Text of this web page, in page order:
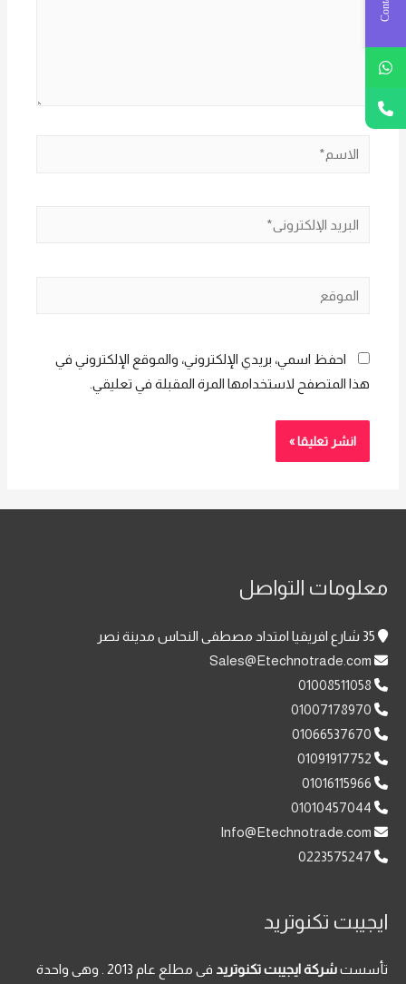
الاسم*
البريد
الموقع
احفظ اسمي، بريدي الإلكتروني، والموقع الإلكتروني في
هذا المتصفح لاستخدامها المرة المقبلة في تعليقي.
معلومات التواصل
01008511058
01007178970
01066537670
01091917752
01016115966
01010457044
0223575247
ايجيبت تكنوتريد
تأسستشركة ايجيبت تكنوتريد
فى مطلع عام 2013 . وهى واحدة